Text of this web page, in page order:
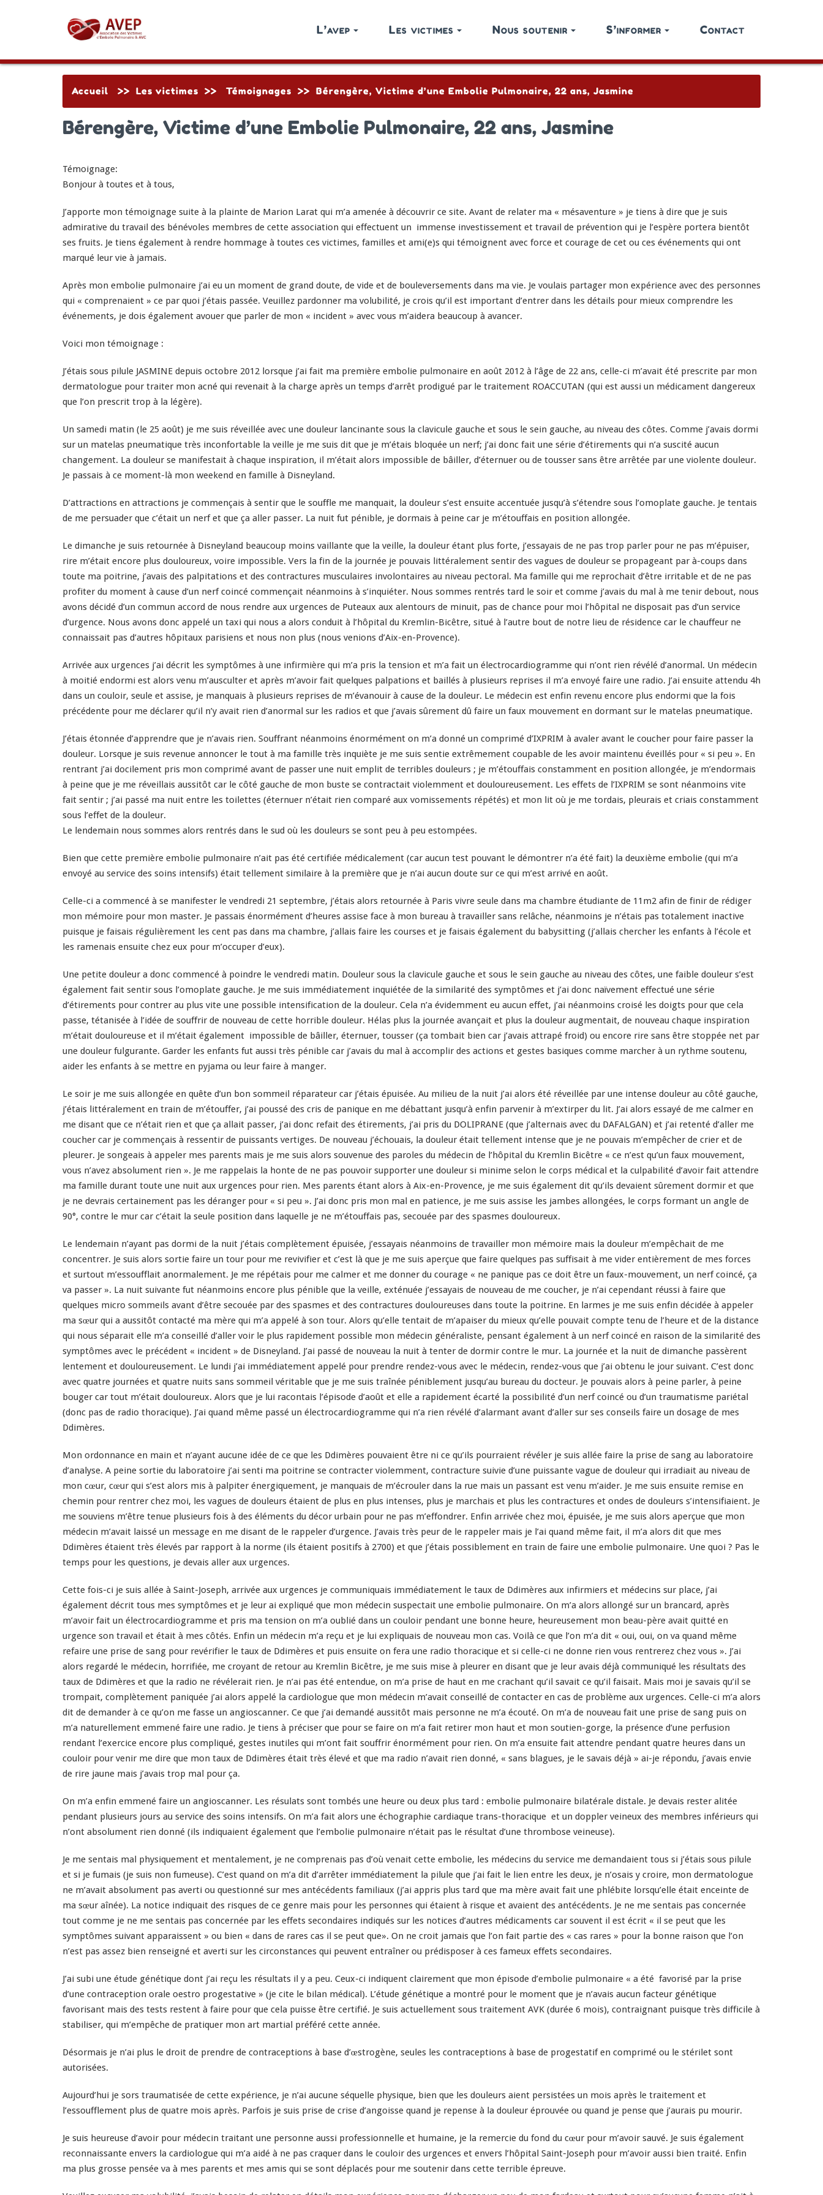
L’avep Les victimes Nous soutenir S’informer Contact
Accueil >> Les victimes >> Témoignages >> Bérengère, Victime d’une Embolie Pulmonaire, 22 ans, Jasmine
Bérengère, Victime d’une Embolie Pulmonaire, 22 ans, Jasmine
Témoignage:
Bonjour à toutes et à tous,
J’apporte mon témoignage suite à la plainte de Marion Larat qui m’a amenée à découvrir ce site. Avant de relater ma « mésaventure » je tiens à dire que je suis
admirative du travail des bénévoles membres de cette association qui effectuent un immense investissement et travail de prévention qui je l’espère portera bientôt
ses fruits. Je tiens également à rendre hommage à toutes ces victimes, familles et ami(e)s qui témoignent avec force et courage de cet ou ces événements qui ont
marqué leur vie à jamais.
Après mon embolie pulmonaire j’ai eu un moment de grand doute, de vide et de bouleversements dans ma vie. Je voulais partager mon expérience avec des personnes
qui « comprenaient » ce par quoi j’étais passée. Veuillez pardonner ma volubilité, je crois qu’il est important d’entrer dans les détails pour mieux comprendre les
événements, je dois également avouer que parler de mon « incident » avec vous m’aidera beaucoup à avancer.
Voici mon témoignage :
J’étais sous pilule JASMINE depuis octobre 2012 lorsque j’ai fait ma première embolie pulmonaire en août 2012 à l’âge de 22 ans, celle-ci m’avait été prescrite par mon
dermatologue pour traiter mon acné qui revenait à la charge après un temps d’arrêt prodigué par le traitement ROACCUTAN (qui est aussi un médicament dangereux
que l’on prescrit trop à la légère).
Un samedi matin (le 25 août) je me suis réveillée avec une douleur lancinante sous la clavicule gauche et sous le sein gauche, au niveau des côtes. Comme j’avais dormi
sur un matelas pneumatique très inconfortable la veille je me suis dit que je m’étais bloquée un nerf; j’ai donc fait une série d’étirements qui n’a suscité aucun
changement. La douleur se manifestait à chaque inspiration, il m’était alors impossible de bâiller, d’éternuer ou de tousser sans être arrêtée par une violente douleur.
Je passais à ce moment-là mon weekend en famille à Disneyland.
D’attractions en attractions je commençais à sentir que le souffle me manquait, la douleur s’est ensuite accentuée jusqu’à s’étendre sous l’omoplate gauche. Je tentais
de me persuader que c’était un nerf et que ça aller passer. La nuit fut pénible, je dormais à peine car je m’étouffais en position allongée.
Le dimanche je suis retournée à Disneyland beaucoup moins vaillante que la veille, la douleur étant plus forte, j’essayais de ne pas trop parler pour ne pas m’épuiser,
rire m’était encore plus douloureux, voire impossible. Vers la fin de la journée je pouvais littéralement sentir des vagues de douleur se propageant par à-coups dans
toute ma poitrine, j’avais des palpitations et des contractures musculaires involontaires au niveau pectoral. Ma famille qui me reprochait d’être irritable et de ne pas
profiter du moment à cause d’un nerf coincé commençait néanmoins à s’inquiéter. Nous sommes rentrés tard le soir et comme j’avais du mal à me tenir debout, nous
avons décidé d’un commun accord de nous rendre aux urgences de Puteaux aux alentours de minuit, pas de chance pour moi l’hôpital ne disposait pas d’un service
d’urgence. Nous avons donc appelé un taxi qui nous a alors conduit à l’hôpital du Kremlin-Bicêtre, situé à l’autre bout de notre lieu de résidence car le chauffeur ne
connaissait pas d’autres hôpitaux parisiens et nous non plus (nous venions d’Aix-en-Provence).
Arrivée aux urgences j’ai décrit les symptômes à une infirmière qui m’a pris la tension et m’a fait un électrocardiogramme qui n’ont rien révélé d’anormal. Un médecin
à moitié endormi est alors venu m’ausculter et après m’avoir fait quelques palpations et baillés à plusieurs reprises il m’a envoyé faire une radio. J’ai ensuite attendu 4h
dans un couloir, seule et assise, je manquais à plusieurs reprises de m’évanouir à cause de la douleur. Le médecin est enfin revenu encore plus endormi que la fois
précédente pour me déclarer qu’il n’y avait rien d’anormal sur les radios et que j’avais sûrement dû faire un faux mouvement en dormant sur le matelas pneumatique.
J’étais étonnée d’apprendre que je n’avais rien. Souffrant néanmoins énormément on m’a donné un comprimé d’IXPRIM à avaler avant le coucher pour faire passer la
douleur. Lorsque je suis revenue annoncer le tout à ma famille très inquiète je me suis sentie extrêmement coupable de les avoir maintenu éveillés pour « si peu ». En
rentrant j’ai docilement pris mon comprimé avant de passer une nuit emplit de terribles douleurs ; je m’étouffais constamment en position allongée, je m’endormais
à peine que je me réveillais aussitôt car le côté gauche de mon buste se contractait violemment et douloureusement. Les effets de l’IXPRIM se sont néanmoins vite
fait sentir ; j’ai passé ma nuit entre les toilettes (éternuer n’était rien comparé aux vomissements répétés) et mon lit où je me tordais, pleurais et criais constamment
sous l’effet de la douleur.
Le lendemain nous sommes alors rentrés dans le sud où les douleurs se sont peu à peu estompées.
Bien que cette première embolie pulmonaire n’ait pas été certifiée médicalement (car aucun test pouvant le démontrer n’a été fait) la deuxième embolie (qui m’a
envoyé au service des soins intensifs) était tellement similaire à la première que je n’ai aucun doute sur ce qui m’est arrivé en août.
Celle-ci a commencé à se manifester le vendredi 21 septembre, j’étais alors retournée à Paris vivre seule dans ma chambre étudiante de 11m2 afin de finir de rédiger
mon mémoire pour mon master. Je passais énormément d’heures assise face à mon bureau à travailler sans relâche, néanmoins je n’étais pas totalement inactive
puisque je faisais régulièrement les cent pas dans ma chambre, j’allais faire les courses et je faisais également du babysitting (j’allais chercher les enfants à l’école et
les ramenais ensuite chez eux pour m’occuper d’eux).
Une petite douleur a donc commencé à poindre le vendredi matin. Douleur sous la clavicule gauche et sous le sein gauche au niveau des côtes, une faible douleur s’est
également fait sentir sous l’omoplate gauche. Je me suis immédiatement inquiétée de la similarité des symptômes et j’ai donc naïvement effectué une série
d’étirements pour contrer au plus vite une possible intensification de la douleur. Cela n’a évidemment eu aucun effet, j’ai néanmoins croisé les doigts pour que cela
passe, tétanisée à l’idée de souffrir de nouveau de cette horrible douleur. Hélas plus la journée avançait et plus la douleur augmentait, de nouveau chaque inspiration
m’était douloureuse et il m’était également impossible de bâiller, éternuer, tousser (ça tombait bien car j’avais attrapé froid) ou encore rire sans être stoppée net par
une douleur fulgurante. Garder les enfants fut aussi très pénible car j’avais du mal à accomplir des actions et gestes basiques comme marcher à un rythme soutenu,
aider les enfants à se mettre en pyjama ou leur faire à manger.
Le soir je me suis allongée en quête d’un bon sommeil réparateur car j’étais épuisée. Au milieu de la nuit j’ai alors été réveillée par une intense douleur au côté gauche,
j’étais littéralement en train de m’étouffer, j’ai poussé des cris de panique en me débattant jusqu’à enfin parvenir à m’extirper du lit. J’ai alors essayé de me calmer en
me disant que ce n’était rien et que ça allait passer, j’ai donc refait des étirements, j’ai pris du DOLIPRANE (que j’alternais avec du DAFALGAN) et j’ai retenté d’aller me
coucher car je commençais à ressentir de puissants vertiges. De nouveau j’échouais, la douleur était tellement intense que je ne pouvais m’empêcher de crier et de
pleurer. Je songeais à appeler mes parents mais je me suis alors souvenue des paroles du médecin de l’hôpital du Kremlin Bicêtre « ce n’est qu’un faux mouvement,
vous n’avez absolument rien ». Je me rappelais la honte de ne pas pouvoir supporter une douleur si minime selon le corps médical et la culpabilité d’avoir fait attendre
ma famille durant toute une nuit aux urgences pour rien. Mes parents étant alors à Aix-en-Provence, je me suis également dit qu’ils devaient sûrement dormir et que
je ne devrais certainement pas les déranger pour « si peu ». J’ai donc pris mon mal en patience, je me suis assise les jambes allongées, le corps formant un angle de
90°, contre le mur car c’était la seule position dans laquelle je ne m’étouffais pas, secouée par des spasmes douloureux.
Le lendemain n’ayant pas dormi de la nuit j’étais complètement épuisée, j’essayais néanmoins de travailler mon mémoire mais la douleur m’empêchait de me
concentrer. Je suis alors sortie faire un tour pour me revivifier et c’est là que je me suis aperçue que faire quelques pas suffisait à me vider entièrement de mes forces
et surtout m’essoufflait anormalement. Je me répétais pour me calmer et me donner du courage « ne panique pas ce doit être un faux-mouvement, un nerf coincé, ça
va passer ». La nuit suivante fut néanmoins encore plus pénible que la veille, exténuée j’essayais de nouveau de me coucher, je n’ai cependant réussi à faire que
quelques micro sommeils avant d’être secouée par des spasmes et des contractures douloureuses dans toute la poitrine. En larmes je me suis enfin décidée à appeler
ma sœur qui a aussitôt contacté ma mère qui m’a appelé à son tour. Alors qu’elle tentait de m’apaiser du mieux qu’elle pouvait compte tenu de l’heure et de la distance
qui nous séparait elle m’a conseillé d’aller voir le plus rapidement possible mon médecin généraliste, pensant également à un nerf coincé en raison de la similarité des
symptômes avec le précédent « incident » de Disneyland. J’ai passé de nouveau la nuit à tenter de dormir contre le mur. La journée et la nuit de dimanche passèrent
lentement et douloureusement. Le lundi j’ai immédiatement appelé pour prendre rendez-vous avec le médecin, rendez-vous que j’ai obtenu le jour suivant. C’est donc
avec quatre journées et quatre nuits sans sommeil véritable que je me suis traînée péniblement jusqu’au bureau du docteur. Je pouvais alors à peine parler, à peine
bouger car tout m’était douloureux. Alors que je lui racontais l’épisode d’août et elle a rapidement écarté la possibilité d’un nerf coincé ou d’un traumatisme pariétal
(donc pas de radio thoracique). J’ai quand même passé un électrocardiogramme qui n’a rien révélé d’alarmant avant d’aller sur ses conseils faire un dosage de mes
Ddimères.
Mon ordonnance en main et n’ayant aucune idée de ce que les Ddimères pouvaient être ni ce qu’ils pourraient révéler je suis allée faire la prise de sang au laboratoire
d’analyse. A peine sortie du laboratoire j’ai senti ma poitrine se contracter violemment, contracture suivie d’une puissante vague de douleur qui irradiait au niveau de
mon cœur, cœur qui s’est alors mis à palpiter énergiquement, je manquais de m’écrouler dans la rue mais un passant est venu m’aider. Je me suis ensuite remise en
chemin pour rentrer chez moi, les vagues de douleurs étaient de plus en plus intenses, plus je marchais et plus les contractures et ondes de douleurs s’intensifiaient. Je
me souviens m’être tenue plusieurs fois à des éléments du décor urbain pour ne pas m’effondrer. Enfin arrivée chez moi, épuisée, je me suis alors aperçue que mon
médecin m’avait laissé un message en me disant de le rappeler d’urgence. J’avais très peur de le rappeler mais je l’ai quand même fait, il m’a alors dit que mes
Ddimères étaient très élevés par rapport à la norme (ils étaient positifs à 2700) et que j’étais possiblement en train de faire une embolie pulmonaire. Une quoi ? Pas le
temps pour les questions, je devais aller aux urgences.
Cette fois-ci je suis allée à Saint-Joseph, arrivée aux urgences je communiquais immédiatement le taux de Ddimères aux infirmiers et médecins sur place, j’ai
également décrit tous mes symptômes et je leur ai expliqué que mon médecin suspectait une embolie pulmonaire. On m’a alors allongé sur un brancard, après
m’avoir fait un électrocardiogramme et pris ma tension on m’a oublié dans un couloir pendant une bonne heure, heureusement mon beau-père avait quitté en
urgence son travail et était à mes côtés. Enfin un médecin m’a reçu et je lui expliquais de nouveau mon cas. Voilà ce que l’on m’a dit « oui, oui, on va quand même
refaire une prise de sang pour revérifier le taux de Ddimères et puis ensuite on fera une radio thoracique et si celle-ci ne donne rien vous rentrerez chez vous ». J’ai
alors regardé le médecin, horrifiée, me croyant de retour au Kremlin Bicêtre, je me suis mise à pleurer en disant que je leur avais déjà communiqué les résultats des
taux de Ddimères et que la radio ne révélerait rien. Je n’ai pas été entendue, on m’a prise de haut en me crachant qu’il savait ce qu’il faisait. Mais moi je savais qu’il se
trompait, complètement paniquée j’ai alors appelé la cardiologue que mon médecin m’avait conseillé de contacter en cas de problème aux urgences. Celle-ci m’a alors
dit de demander à ce qu’on me fasse un angioscanner. Ce que j’ai demandé aussitôt mais personne ne m’a écouté. On m’a de nouveau fait une prise de sang puis on
m’a naturellement emmené faire une radio. Je tiens à préciser que pour se faire on m’a fait retirer mon haut et mon soutien-gorge, la présence d’une perfusion
rendant l’exercice encore plus compliqué, gestes inutiles qui m’ont fait souffrir énormément pour rien. On m’a ensuite fait attendre pendant quatre heures dans un
couloir pour venir me dire que mon taux de Ddimères était très élevé et que ma radio n’avait rien donné, « sans blagues, je le savais déjà » ai-je répondu, j’avais envie
de rire jaune mais j’avais trop mal pour ça.
On m’a enfin emmené faire un angioscanner. Les résulats sont tombés une heure ou deux plus tard : embolie pulmonaire bilatérale distale. Je devais rester alitée
pendant plusieurs jours au service des soins intensifs. On m’a fait alors une échographie cardiaque trans-thoracique et un doppler veineux des membres inférieurs qui
n’ont absolument rien donné (ils indiquaient également que l’embolie pulmonaire n’était pas le résultat d’une thrombose veineuse).
Je me sentais mal physiquement et mentalement, je ne comprenais pas d’où venait cette embolie, les médecins du service me demandaient tous si j’étais sous pilule
et si je fumais (je suis non fumeuse). C’est quand on m’a dit d’arrêter immédiatement la pilule que j’ai fait le lien entre les deux, je n’osais y croire, mon dermatologue
ne m’avait absolument pas averti ou questionné sur mes antécédents familiaux (j’ai appris plus tard que ma mère avait fait une phlébite lorsqu’elle était enceinte de
ma sœur aînée). La notice indiquait des risques de ce genre mais pour les personnes qui étaient à risque et avaient des antécédents. Je ne me sentais pas concernée
tout comme je ne me sentais pas concernée par les effets secondaires indiqués sur les notices d’autres médicaments car souvent il est écrit « il se peut que les
symptômes suivant apparaissent » ou bien « dans de rares cas il se peut que». On ne croit jamais que l’on fait partie des « cas rares » pour la bonne raison que l’on
n’est pas assez bien renseigné et averti sur les circonstances qui peuvent entraîner ou prédisposer à ces fameux effets secondaires.
J’ai subi une étude génétique dont j’ai reçu les résultats il y a peu. Ceux-ci indiquent clairement que mon épisode d’embolie pulmonaire « a été favorisé par la prise
d’une contraception orale oestro progestative » (je cite le bilan médical). L’étude génétique a montré pour le moment que je n’avais aucun facteur génétique
favorisant mais des tests restent à faire pour que cela puisse être certifié. Je suis actuellement sous traitement AVK (durée 6 mois), contraignant puisque très difficile à
stabiliser, qui m’empêche de pratiquer mon art martial préféré cette année.
Désormais je n’ai plus le droit de prendre de contraceptions à base d’œstrogène, seules les contraceptions à base de progestatif en comprimé ou le stérilet sont
autorisées.
Aujourd’hui je sors traumatisée de cette expérience, je n’ai aucune séquelle physique, bien que les douleurs aient persistées un mois après le traitement et
l’essoufflement plus de quatre mois après. Parfois je suis prise de crise d’angoisse quand je repense à la douleur éprouvée ou quand je pense que j’aurais pu mourir.
Je suis heureuse d’avoir pour médecin traitant une personne aussi professionnelle et humaine, je la remercie du fond du cœur pour m’avoir sauvé. Je suis également
reconnaissante envers la cardiologue qui m’a aidé à ne pas craquer dans le couloir des urgences et envers l’hôpital Saint-Joseph pour m’avoir aussi bien traité. Enfin
ma plus grosse pensée va à mes parents et mes amis qui se sont déplacés pour me soutenir dans cette terrible épreuve.